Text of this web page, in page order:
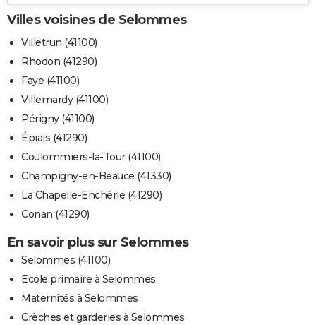
Villes voisines de Selommes
Villetrun (41100)
Rhodon (41290)
Faye (41100)
Villemardy (41100)
Périgny (41100)
Épiais (41290)
Coulommiers-la-Tour (41100)
Champigny-en-Beauce (41330)
La Chapelle-Enchérie (41290)
Conan (41290)
En savoir plus sur Selommes
Selommes (41100)
Ecole primaire à Selommes
Maternités à Selommes
Crèches et garderies à Selommes